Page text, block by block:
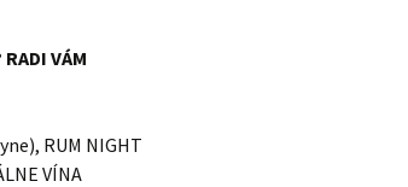
VÁM
RUM NIGHT
VÍNA